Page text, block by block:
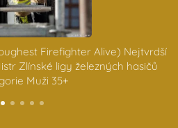
Firefighter Alive) Nejtvrdší
Zlínské ligy železných hasičů
Muži 35+